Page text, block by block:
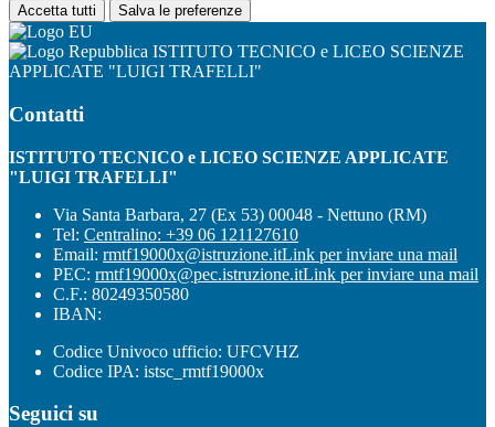
Accetta tutti Salva le preferenze
ISTITUTO TECNICO e LICEO SCIENZE
APPLICATE "LUIGI TRAFELLI"
Contatti
ISTITUTO TECNICO e LICEO SCIENZE APPLICATE
"LUIGI TRAFELLI"
Via Santa Barbara, 27 (Ex 53) 00048 - Nettuno (RM)
Tel: Centralino: +39 06 121127610
Email: rmtf19000x@istruzione.itLink per inviare una mail
PEC: rmtf19000x@pec.istruzione.itLink per inviare una mail
C.F.: 80249350580
IBAN:
Codice Univoco ufficio: UFCVHZ
Codice IPA: istsc_rmtf19000x
Seguici su